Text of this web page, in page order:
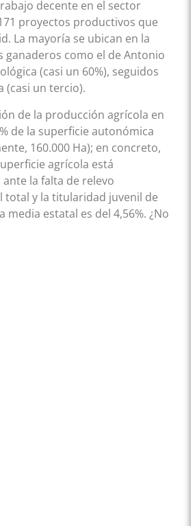
decente en el sector
proyectos productivos que
La mayoría se ubican en la
ganaderos como el de Antonio
(casi un 60%), seguidos
(casi un tercio).
de la producción agrícola en
de la superficie autonómica
160.000 Ha); en concreto,
agrícola está
la falta de relevo
total y la titularidad juvenil de
estatal es del 4,56%. ¿No